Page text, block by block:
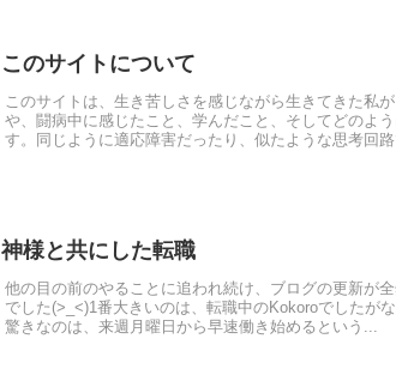
このサイトについて
このサイトは、生き苦しさを感じながら生きてきた私
や、闘病中に感じたこと、学んだこと、そしてどのよ
す。同じように適応障害だったり、似たような思考回
神様と共にした転職
他の目の前のやることに追われ続け、ブログの更新が
でした(>_<)1番大きいのは、転職中のKokoroでしたが
驚きなのは、来週月曜日から早速働き始めるという...